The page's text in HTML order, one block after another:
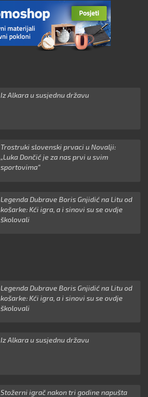
Iz Alkara u susjednu državu
Trostruki slovenski prvaci u Novalji:
„Luka Dončić je za nas prvi u svim
sportovima“
Legenda Dubrave Boris Gnjidić na Litu od
košarke: Kći igra, a i sinovi su se ovdje
školovali
Legenda Dubrave Boris Gnjidić na Litu od
košarke: Kći igra, a i sinovi su se ovdje
školovali
Iz Alkara u susjednu državu
Stožerni igrač nakon tri godine napušta